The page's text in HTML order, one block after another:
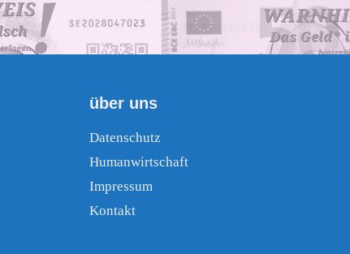
über uns
Datenschutz
Humanwirtschaft
Impressum
Kontakt